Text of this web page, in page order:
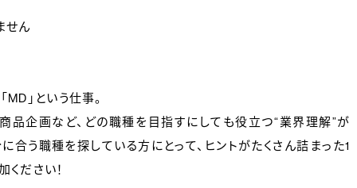
せん
」という仕事。
商品企画など、どの職種を目指すにしても役立つ“業界理解”が
合う職種を探している方にとって、ヒントがたくさん詰まった1
ださい！